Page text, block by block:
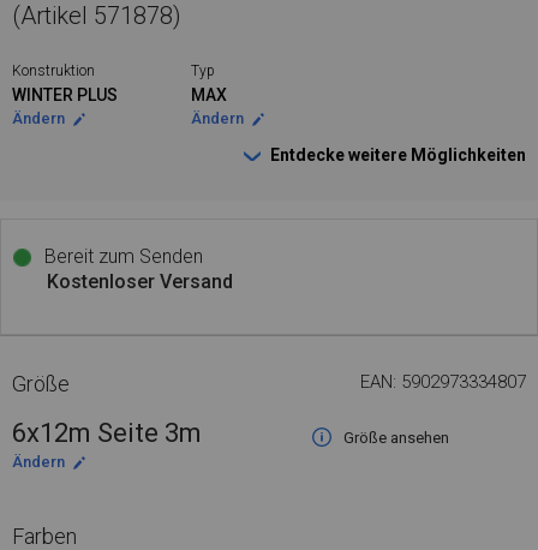
(Artikel 571878)
Konstruktion
WINTER PLUS
Ändern
Typ
MAX
Ändern
Entdecke weitere Möglichkeiten
Bereit zum Senden
Kostenloser Versand
Größe EAN: 5902973334807
6x12m Seite 3m
Größe ansehen
Ändern
Farben